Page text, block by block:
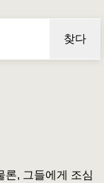
찾다
론, 그들에게 조심